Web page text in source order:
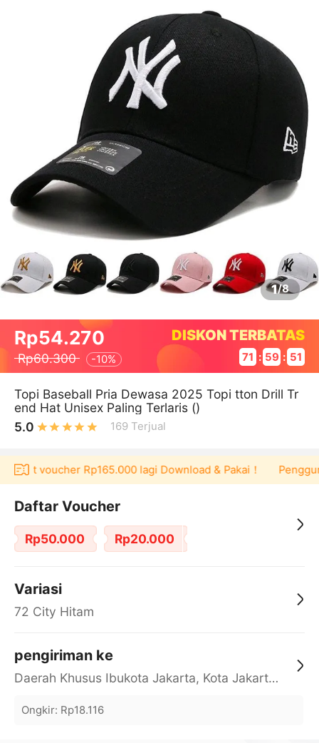
1/8
Rp54.270
Rp60.300 -10%
DISKON TERBATAS
71 : 59 : 51
Topi Baseball Pria Dewasa 2025 Topi tton Drill Tr
end Hat Unisex Paling Terlaris ()
5.0
169 Terjual
voucher Rp165.000 lagi Download & Pakai！
Daftar Voucher
Rp50.000 Rp20.000
Variasi
72 City Hitam
pengiriman ke
Daerah Khusus Ibukota Jakarta, Kota Jakarta Barat, Cengkareng, yy
Ongkir: Rp18.116